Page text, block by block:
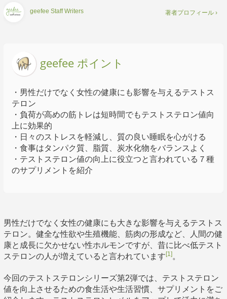
geefee Staff Writers 著者プロフィール ›
geefee ポイント
・男性だけでなく女性の健康にも影響を与えるテストス
テロン
・負荷が高めの筋トレは短時間でもテストステロン値向
上に効果的
・日々のストレスを軽減し、質の良い睡眠を心がける
・食事はタンパク質、脂質、炭水化物をバランスよく
・テストステロン値の向上に役立つと言われている７種
のサプリメントを紹介
男性だけでなく女性の健康にも大きな影響を与えるテストス
テロン。健全な性欲や生殖機能、筋肉の形成など、人間の健
康と成長に欠かせない性ホルモンですが、昔に比べ低テスト
ステロンの人が増えていると言われています [1]。
今回のテストステロンシリーズ第2弾では、テストステロン
値を向上させるための食生活や生活習慣、サプリメントをご